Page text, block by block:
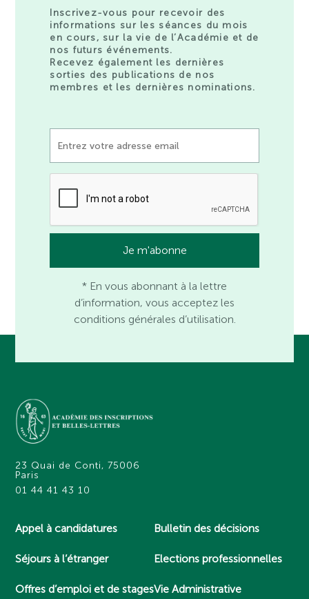
Inscrivez-vous pour recevoir des
informations sur les séances du mois
en cours, sur la vie de l’Académie et de
nos futurs événements.
Recevez également les dernières
sorties des publications de nos
membres et les dernières nominations.
* En vous abonnant à la lettre
d’information, vous acceptez les
conditions générales d’utilisation.
23 Quai de Conti, 75006
Paris
01 44 41 43 10
Appel à candidatures
Séjours à l’étranger
Offres d’emploi et de stages
Bulletin des décisions
Elections professionnelles
Vie Administrative